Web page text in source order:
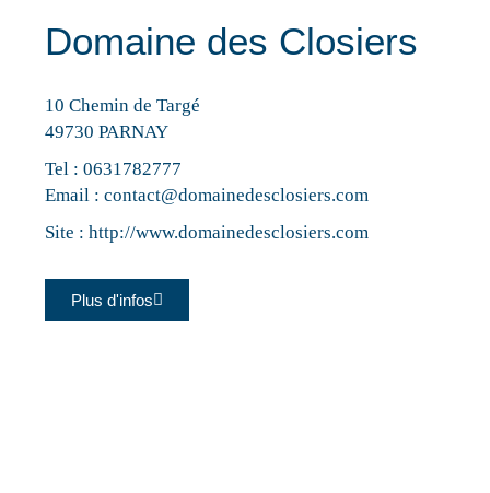
Domaine des Closiers
10 Chemin de Targé
49730 PARNAY
Tel :0631782777
Email :contact@domainedesclosiers.com
Site :http://www.domainedesclosiers.com
Plus d'infos